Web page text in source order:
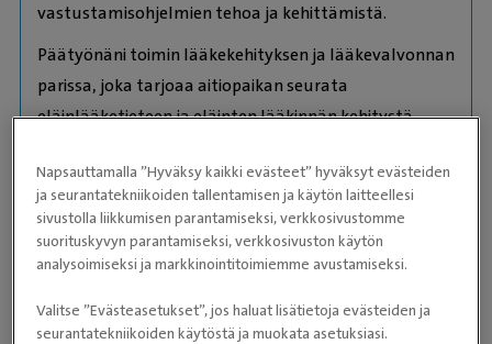
vastustamisohjelmien tehoa ja kehittämistä.
Päätyönäni toimin lääkekehityksen ja lääkevalvonnan
parissa, joka tarjoaa aitiopaikan seurata
eläinlääketieteen ja eläinten lääkinnän kehitystä.
uusiin hoitomuotoihin liittyvät lääkkeet ovat
erityisosaamistani.
Pitkäaikainen koiraharrastus on viime vuosina jäänyt
sivuun, ja vapaa-aikana minut löytää useimmiten
tallilta puuhailemassa.
Napsauttamalla ”Hyväksy kaikki evästeet” hyväksyt evästeiden
ja seurantatekniikoiden tallentamisen ja käytön laitteellesi
sivustolla liikkumisen parantamiseksi, verkkosivustomme
suorituskyvyn parantamiseksi, verkkosivuston käytön
analysoimiseksi ja markkinointitoimiemme avustamiseksi.
Valitse ”Evästeasetukset”, jos haluat lisätietoja evästeiden ja
seurantatekniikoiden käytöstä ja muokata asetuksiasi.